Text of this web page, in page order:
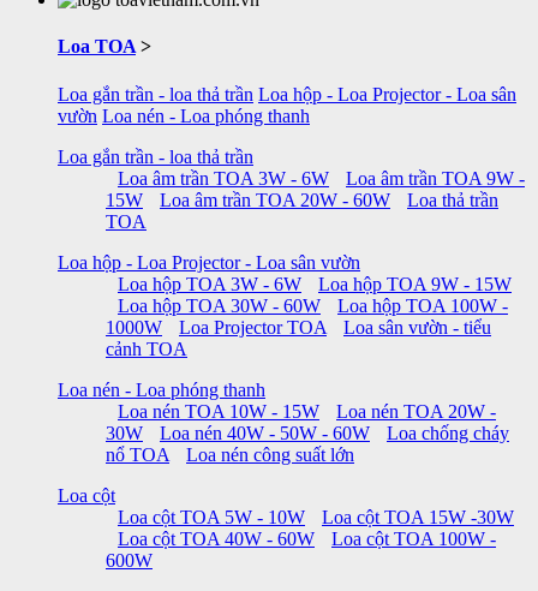
Loa TOA >
Loa gắn trần - loa thả trần Loa hộp - Loa Projector - Loa sân
vườn Loa nén - Loa phóng thanh
Loa gắn trần - loa thả trần
Loa âm trần TOA 3W - 6W
Loa âm trần TOA 9W -
15W
Loa âm trần TOA 20W - 60W
Loa thả trần
TOA
Loa hộp - Loa Projector - Loa sân vườn
Loa hộp TOA 3W - 6W
Loa hộp TOA 9W - 15W
Loa hộp TOA 30W - 60W
Loa hộp TOA 100W -
1000W
Loa Projector TOA
Loa sân vườn - tiểu
cảnh TOA
Loa nén - Loa phóng thanh
Loa nén TOA 10W - 15W
Loa nén TOA 20W -
30W
Loa nén 40W - 50W - 60W
Loa chống cháy
nổ TOA
Loa nén công suất lớn
Loa cột
Loa cột TOA 5W - 10W
Loa cột TOA 15W -30W
Loa cột TOA 40W - 60W
Loa cột TOA 100W -
600W